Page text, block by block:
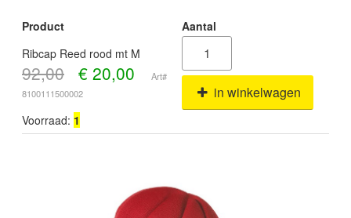
Product
Aantal
Ribcap Reed rood mt M
92,00 € 20,00
Art#
8100111500002
in winkelwagen
Voorraad: 1